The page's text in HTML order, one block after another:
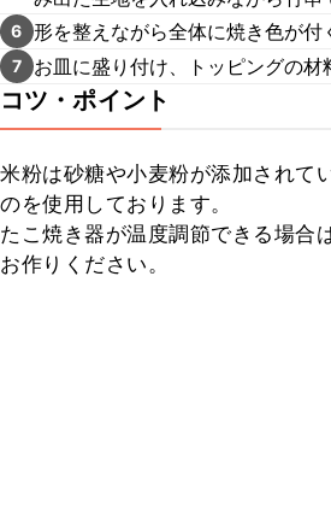
6 形を整えながら全体に焼き色が付
7 お皿に盛り付け、トッピングの材
コツ・ポイント
米粉は砂糖や小麦粉が添加されて
のを使用しております。
たこ焼き器が温度調節できる場
お作りください。